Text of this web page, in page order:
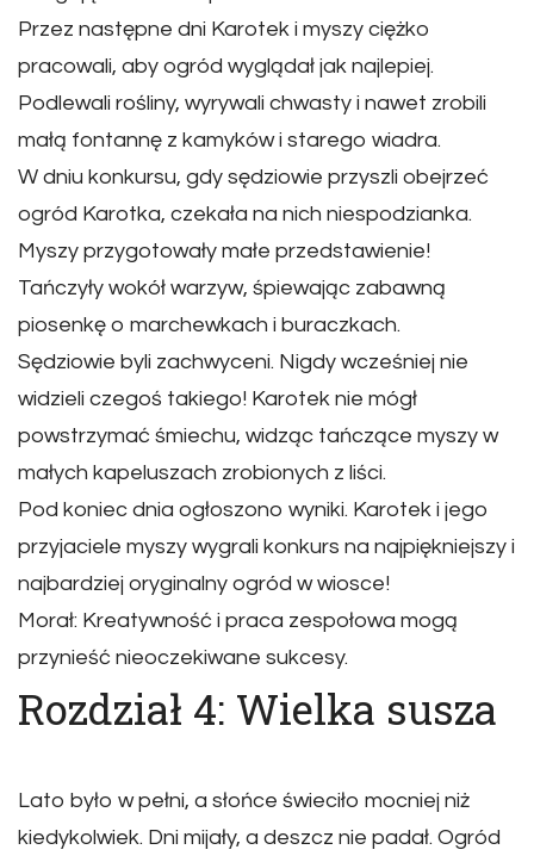
Przez następne dni Karotek i myszy ciężko
pracowali, aby ogród wyglądał jak najlepiej.
Podlewali rośliny, wyrywali chwasty i nawet zrobili
małą fontannę z kamyków i starego wiadra.
W dniu konkursu, gdy sędziowie przyszli obejrzeć
ogród Karotka, czekała na nich niespodzianka.
Myszy przygotowały małe przedstawienie!
Tańczyły wokół warzyw, śpiewając zabawną
piosenkę o marchewkach i buraczkach.
Sędziowie byli zachwyceni. Nigdy wcześniej nie
widzieli czegoś takiego! Karotek nie mógł
powstrzymać śmiechu, widząc tańczące myszy w
małych kapeluszach zrobionych z liści.
Pod koniec dnia ogłoszono wyniki. Karotek i jego
przyjaciele myszy wygrali konkurs na najpiękniejszy i
najbardziej oryginalny ogród w wiosce!
Morał: Kreatywność i praca zespołowa mogą
przynieść nieoczekiwane sukcesy.
Rozdział 4: Wielka susza
Lato było w pełni, a słońce świeciło mocniej niż
kiedykolwiek. Dni mijały, a deszcz nie padał. Ogród